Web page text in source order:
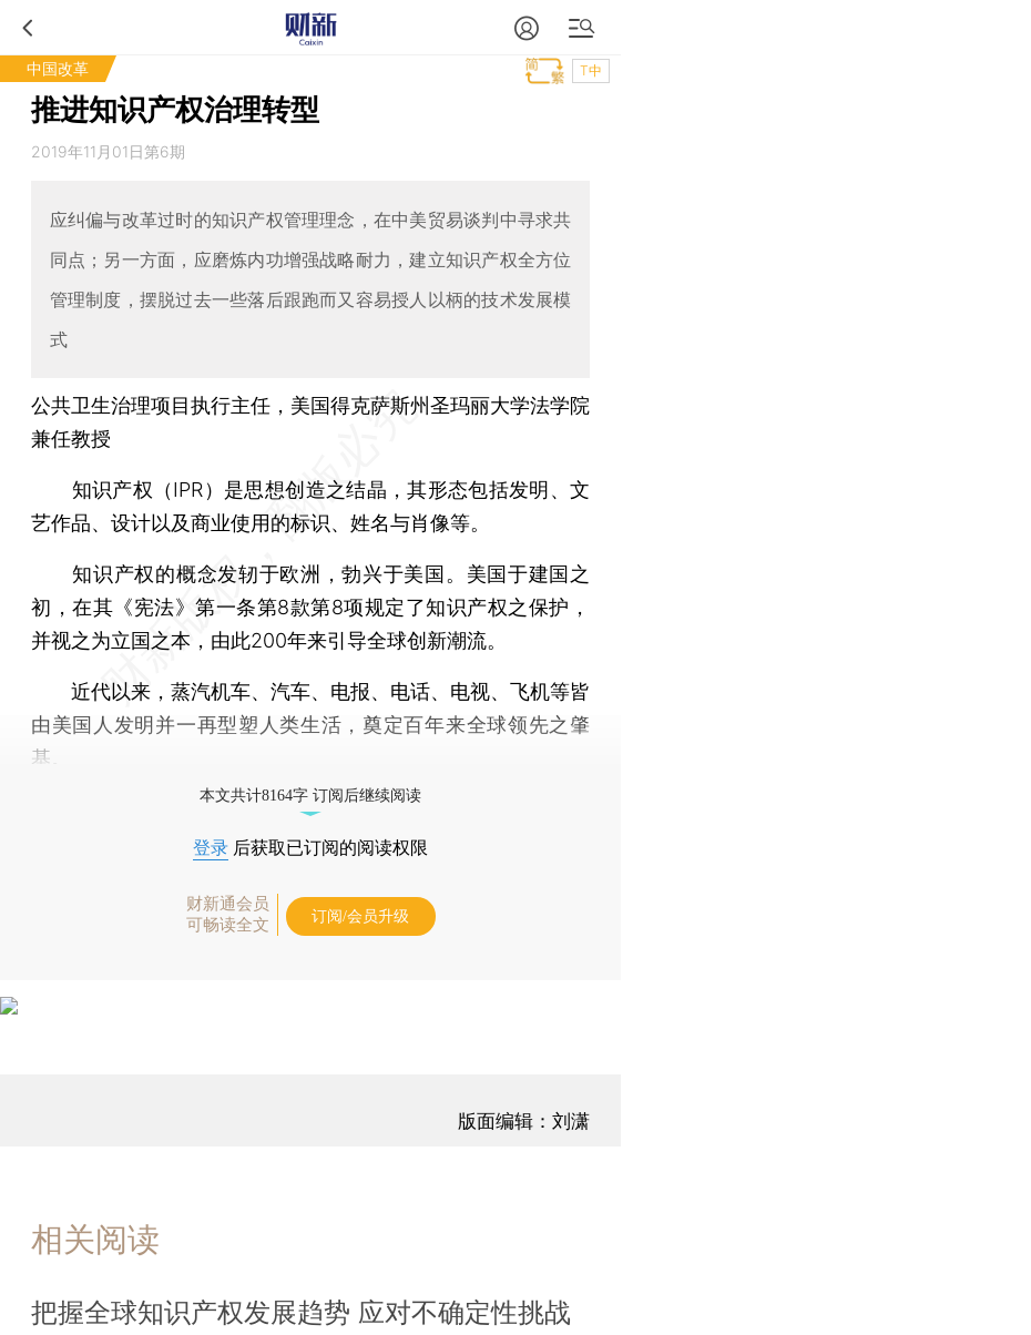
中国改革 T中
推进知识产权治理转型
2019年11月01日第6期
应纠偏与改革过时的知识产权管理理念，在中美贸易谈判中寻求共
同点；另一方面，应磨炼内功增强战略耐力，建立知识产权全方位
管理制度，摆脱过去一些落后跟跑而又容易授人以柄的技术发展模
式
公共卫生治理项目执行主任，美国得克萨斯州圣玛丽大学法学院
兼任教授
知识产权（IPR）是思想创造之结晶，其形态包括发明、文
艺作品、设计以及商业使用的标识、姓名与肖像等。
知识产权的概念发轫于欧洲，勃兴于美国。美国于建国之
初，在其《宪法》第一条第8款第8项规定了知识产权之保护，
并视之为立国之本，由此200年来引导全球创新潮流。
近代以来，蒸汽机车、汽车、电报、电话、电视、飞机等皆
由美国人发明并一再型塑人类生活，奠定百年来全球领先之肇
基。
本文共计8164字 订阅后继续阅读
登录 后获取已订阅的阅读权限
财新通会员
可畅读全文
订阅/会员升级
版面编辑：刘潇
相关阅读
把握全球知识产权发展趋势 应对不确定性挑战